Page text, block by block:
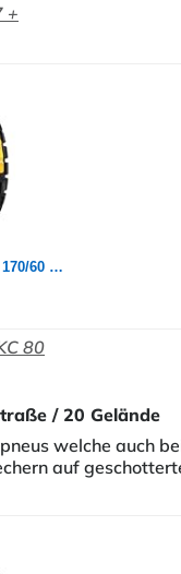
+
Continental TKC-80 170/60 B 17 M/C 72Q M+S TL Rear
80
/ 20 Gelände
welche auch
auf